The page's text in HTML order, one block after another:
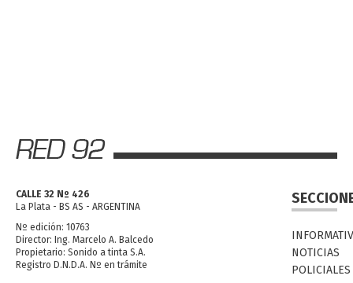
CALLE 32 Nº 426
La Plata - BS AS - ARGENTINA
Nº edición: 10763
Director: Ing. Marcelo A. Balcedo
Propietario: Sonido a tinta S.A.
Registro D.N.D.A. Nº en trámite
NOTICIAS
POLICIALES